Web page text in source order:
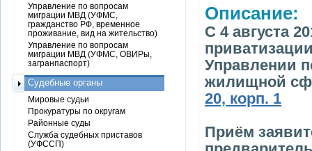
Описание:
С 4 августа
Управлении
жилищной
20, корп. 1
Приём
Управление по вопросам
миграции МВД (УФМС,
гражданство РФ, временное
проживание, вид на жительство)
Управление по вопросам
миграции МВД (УФМС, ОВИРы,
загранпаспорт)
Судебные органы
Мировые судьи
Прокуратуры по округам
Районные суды
Служба судебных приставов
(УФССП)